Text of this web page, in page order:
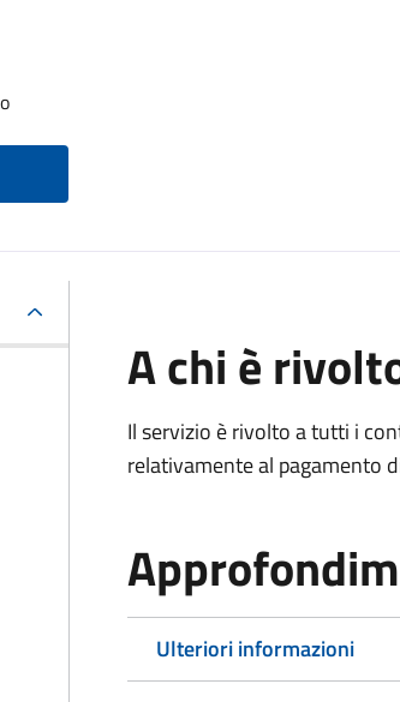
A chi è
Il servizio è rivolto a tutti i
relativamente al pagamento
Ulteriori informazioni